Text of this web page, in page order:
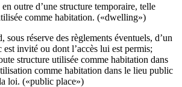
outre d’une structure temporaire, telle
comme habitation. («dwelling»)
sous réserve des règlements éventuels, d’un
invité ou dont l’accès lui est permis;
structure utilisée comme habitation dans
comme habitation dans le lieu public
loi. («public place»)